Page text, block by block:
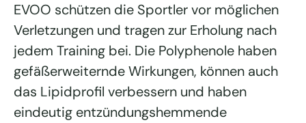
EVOO schützen die Sportler vor möglichen
Verletzungen und tragen zur Erholung nach
jedem Training bei. Die Polyphenole haben
gefäßerweiternde Wirkungen, können auch
das Lipidprofil verbessern und haben
eindeutig entzündungshemmende